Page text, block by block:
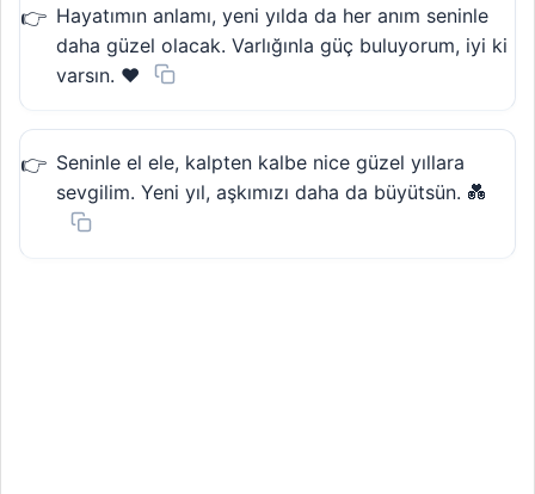
Hayatımın anlamı, yeni yılda da her anım seninle
daha güzel olacak. Varlığınla güç buluyorum, iyi ki
varsın. ❤️
Seninle el ele, kalpten kalbe nice güzel yıllara
sevgilim. Yeni yıl, aşkımızı daha da büyütsün. 💑